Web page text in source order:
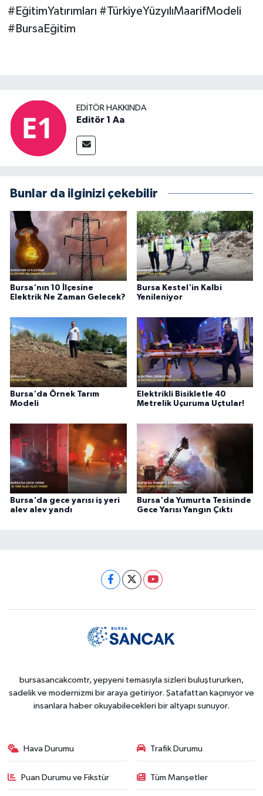
#EğitimYatırımları #TürkiyeYüzyılıMaarifModeli
#BursaEğitim
EDITÖR HAKKINDA
Editör 1 Aa
Bunlar da ilginizi çekebilir
Bursa'nın 10 İlçesine
Elektrik Ne Zaman Gelecek?
Bursa Kestel'in Kalbi
Yenileniyor
Bursa'da Örnek Tarım
Modeli
Elektrikli Bisikletle 40
Metrelik Uçuruma Uçtular!
Bursa'da gece yarısı iş yeri
alev alev yandı
Bursa'da Yumurta Tesisinde
Gece Yarısı Yangın Çıktı
bursasancakcomtr, yepyeni temasıyla sizleri buluştururken,
sadelik ve modernizmi bir araya getiriyor. Şatafattan kaçınıyor ve
insanlara haber okuyabilecekleri bir altyapı sunuyor.
Hava Durumu Trafik Durumu
Puan Durumu ve Fikstür Tüm Manşetler